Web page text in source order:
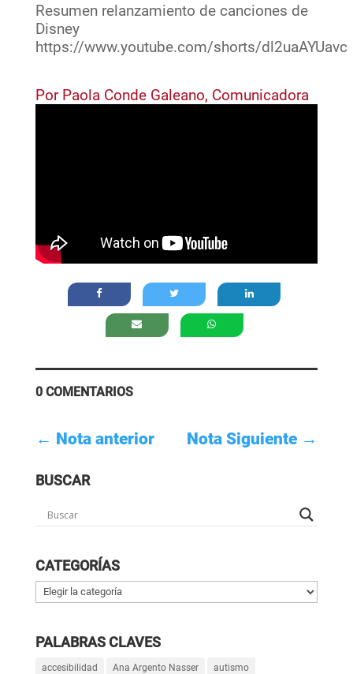
Resumen relanzamiento de canciones de
Disney
https://www.youtube.com/shorts/dl2uaAYUavc
Por Paola Conde Galeano, Comunicadora
0 COMENTARIOS
← Nota anterior Nota Siguiente →
BUSCAR
CATEGORÍAS
Categorías
PALABRAS CLAVES
accesibilidad Ana Argento Nasser autismo